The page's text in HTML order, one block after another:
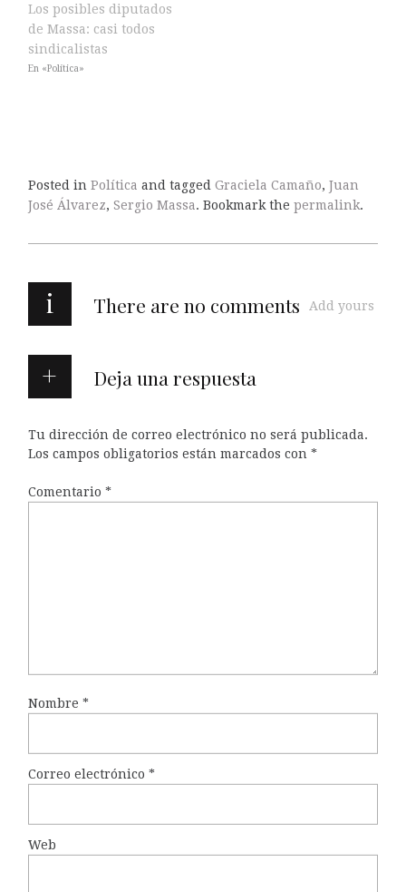
Los posibles diputados
de Massa: casi todos
sindicalistas
En «Política»
Posted in Política and tagged Graciela Camaño, Juan
José Álvarez, Sergio Massa. Bookmark the permalink.
i There are no comments Add yours
Deja una respuesta
Tu dirección de correo electrónico no será publicada.
Los campos obligatorios están marcados con *
Comentario *
Nombre *
Correo electrónico *
Web